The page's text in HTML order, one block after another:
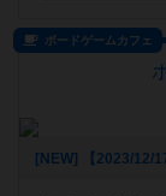
ボードゲームカフェ